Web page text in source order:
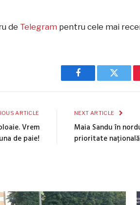
de Telegram pentru cele mai
Facebook Twitter
ARTICLE
Vrem
de paie!
NEXT ARTICLE
Maia Sandu în
prioritate națională